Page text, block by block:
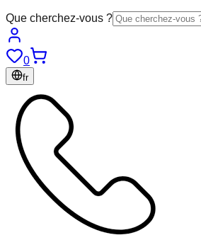
Que cherchez-vous ?
0
fr